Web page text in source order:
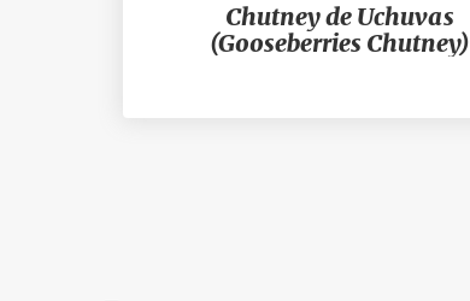
Chutney de Uchuvas
(Gooseberries Chutney)